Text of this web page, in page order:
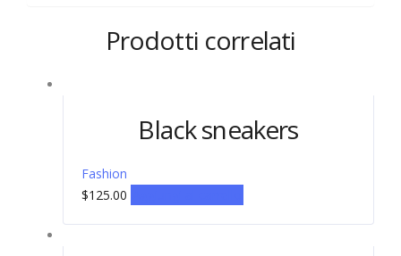
Prodotti correlati
Black sneakers
Fashion
$125.00